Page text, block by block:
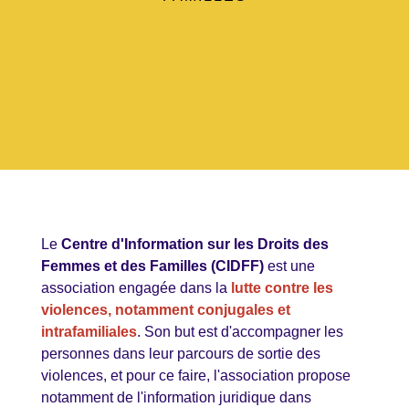
Le Centre d'Information sur les Droits des
Femmes et des Familles (CIDFF) est une
association engagée dans la lutte contre les
violences, notamment conjugales et
intrafamiliales. Son but est d'accompagner les
personnes dans leur parcours de sortie des
violences, et pour ce faire, l'association propose
notamment de l'information juridique dans